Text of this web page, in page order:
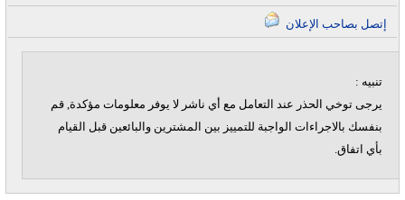
تنبيه :
يرجى توخي الحذر عند التعامل مع أي ناشر لا يوفر معلومات مؤكدة, قم
بنفسك بالاجراءات الواجبة للتمييز بين المشترين والبائعين قبل القيام
بأي اتفاق.